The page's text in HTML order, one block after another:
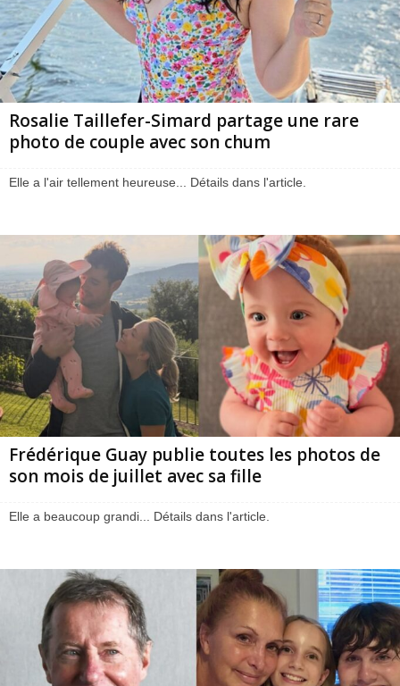
Rosalie Taillefer-Simard partage une rare
photo de couple avec son chum
Elle a l'air tellement heureuse... Détails dans l'article.
Frédérique Guay publie toutes les photos de
son mois de juillet avec sa fille
Elle a beaucoup grandi... Détails dans l'article.